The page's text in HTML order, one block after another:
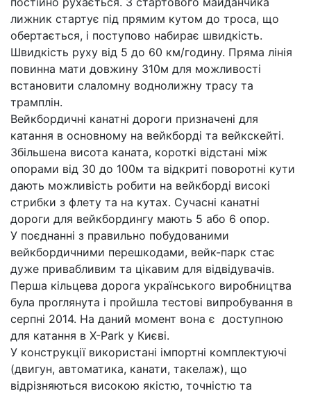
лижник стартує під прямим кутом до троса, що
обертається, і поступово набирає швидкість.
Швидкість руху від 5 до 60 км/годину. Пряма лінія
повинна мати довжину 310м для можливості
встановити слаломну воднолижну трасу та
трамплін.
Вейкбордичні канатні дороги призначені для
катання в основному на вейкборді та вейкскейті.
Збільшена висота каната, короткі відстані між
опорами від 30 до 100м та відкриті поворотні кути
дають можливість робити на вейкборді високі
стрибки з флету та на кутах. Сучасні канатні
дороги для вейкбордингу мають 5 або 6 опор.
У поєднанні з правильно побудованими
вейкбордичними перешкодами, вейк-парк стає
дуже привабливим та цікавим для відвідувачів.
Перша кільцева дорога українського виробництва
була проглянута і пройшла тестові випробування в
серпні 2014. На даний момент вона є доступною
для катання в X-Park у Києві.
У конструкції використані імпортні комплектуючі
(двигун, автоматика, канати, такелаж), що
відрізняються високою якістю, точністю та